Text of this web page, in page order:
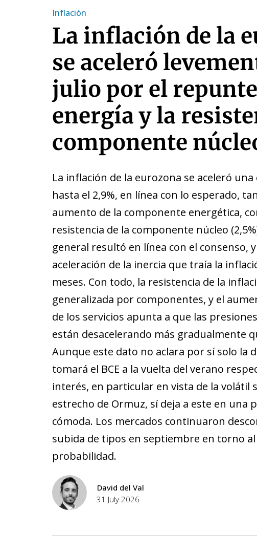
Inflación
La inflación de la
se aceleró
julio por el
energía y la
componente
La inflación de la eurozona se aceleró
hasta el 2,9%, en línea con lo esperado,
aumento de la componente energética,
resistencia de la componente núcleo
general resultó en línea con el consenso,
aceleración de la inercia que traía la
meses. Con todo, la resistencia de la
generalizada por componentes, y el
de los servicios apunta a que las
están desacelerando más gradualmente
Aunque este dato no aclara por sí solo la
tomará el BCE a la vuelta del verano
interés, en particular en vista de la volátil
estrecho de Ormuz, sí deja a este en una
cómoda. Los mercados continuaron
subida de tipos en septiembre en torno al
probabilidad.
David del Val
31 July 2026